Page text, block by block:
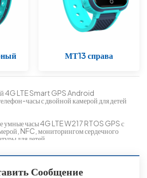
МТ13 справа
4G LTE Smart GPS Android
часы с двойной камерой для детей
часы 4G LTE W217 RTOS GPS с
NFC, мониторингом сердечного
для детей
Сообщение